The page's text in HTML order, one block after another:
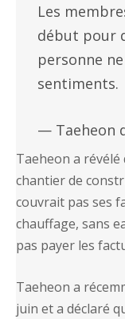
Les
début pour
personne
sentiments.
— Taeheon
Taeheon a révélé
chantier de
couvrait pas ses
chauffage, sans
pas payer les
Taeheon a
juin et a déclaré